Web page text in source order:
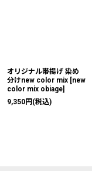
オリジナル帯揚げ 染め
分けnew color mix [new
color mix obiage]
9,350円 (税込)